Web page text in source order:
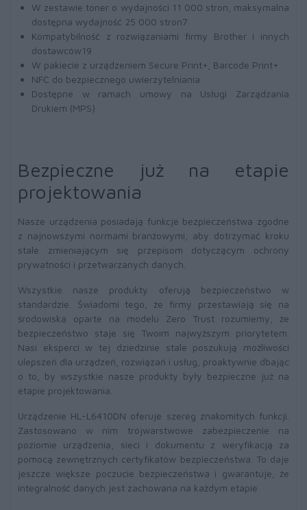
W zestawie toner o wydajności 11 000 stron, maksymalna
dostępna wydajność 25 000 stron7
Kompatybilność z rozwiązaniami firmy Brother i innych
dostawców19
W pakiecie z urządzeniem Secure Print+, Barcode Print+
NFC do bezpiecznego uwierzytelniania
Dostępne w ramach umowy na Usługi Zarządzania
Drukiem (MPS)
Bezpieczne już na etapie
projektowania
Nasze urządzenia posiadają funkcje bezpieczeństwa zgodne
z najnowszymi normami branżowymi, aby dotrzymać kroku
stale zmieniającym się przepisom dotyczącym ochrony
prywatności i przetwarzanych danych.
Wszystkie nasze produkty oferują bezpieczeństwo w
standardzie. Świadomi tego, że firmy przestawiają się na
środowiska oparte na modelu Zero Trust rozumiemy, że
bezpieczeństwo staje się Twoim najwyższym priorytetem.
Nasi eksperci w tej dziedzinie stale poszukują możliwości
ulepszeń dla urządzeń, rozwiązań i usług, proaktywnie dbając
o to, by wszystkie nasze produkty były bezpieczne już na
etapie projektowania.
Urządzenie HL-L6410DN oferuje szereg znakomitych funkcji.
Zastosowano w nim trójwarstwowe zabezpieczenie na
poziomie urządzenia, sieci i dokumentu z weryfikacją za
pomocą zewnętrznych certyfikatów bezpieczeństwa. To daje
jeszcze większe poczucie bezpieczeństwa i gwarantuje, że
integralność danych jest zachowana na każdym etapie